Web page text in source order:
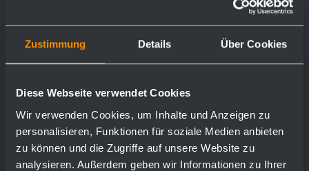
Zustimmung Details Über Cookies
Diese Webseite verwendet Cookies
Wir verwenden Cookies, um Inhalte und Anzeigen zu
personalisieren, Funktionen für soziale Medien anbieten
zu können und die Zugriffe auf unsere Website zu
analysieren. Außerdem geben wir Informationen zu Ihrer